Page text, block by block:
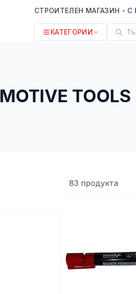
СТРОИТЕЛЕН МАГАЗИН -
КАТЕГОРИИ
MOTIVE TOOLS
83 продукта